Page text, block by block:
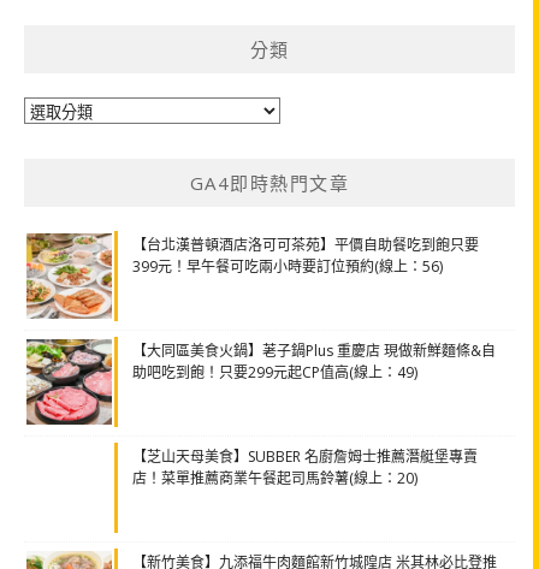
分類
分
GA4即時熱門文章
【台北漢普頓酒店洛可可茶苑】平價自助餐吃到飽只要
399元！早午餐可吃兩小時要訂位預約(線上：56)
【大同區美食火鍋】荖子鍋Plus 重慶店 現做新鮮麵條&自
助吧吃到飽！只要299元起CP值高(線上：49)
【芝山天母美食】SUBBER 名廚詹姆士推薦潛艇堡專賣
店！菜單推薦商業午餐起司馬鈴薯(線上：20)
【新竹美食】九添福牛肉麵館新竹城隍店 米其林必比登推